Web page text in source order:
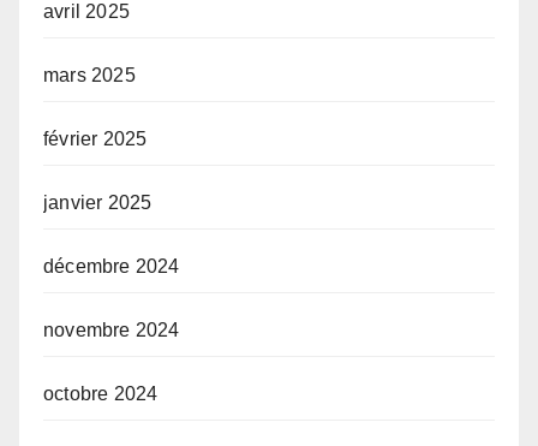
avril 2025
mars 2025
février 2025
janvier 2025
décembre 2024
novembre 2024
octobre 2024